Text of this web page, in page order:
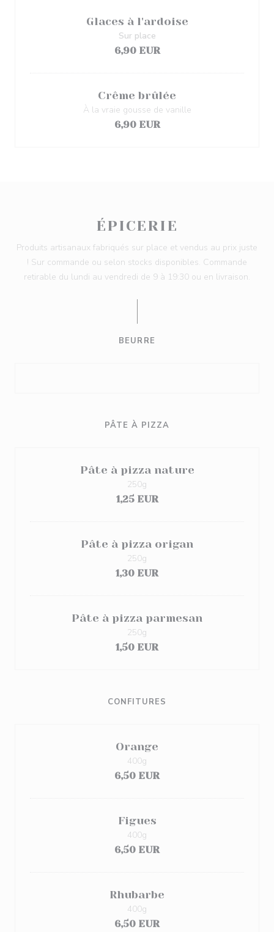
Glaces à l'ardoise
6,90 EUR
Sur place
Crême brûlée
À la vraie gousse de vanille
6,90 EUR
ÉPICERIE
Produits artisanaux fabriqués sur place et vendus au prix juste
! Sur commande ou selon stocks disponibles. Commande
retirable du lundi au vendredi de 9 à 19:30 ou en livraison.
BEURRE
PÂTE À PIZZA
Pâte à pizza nature
250g
1,25 EUR
Pâte à pizza origan
250g
1,30 EUR
Pâte à pizza parmesan
250g
1,50 EUR
CONFITURES
Orange
400g
6,50 EUR
Figues
400g
6,50 EUR
Rhubarbe
400g
6,50 EUR